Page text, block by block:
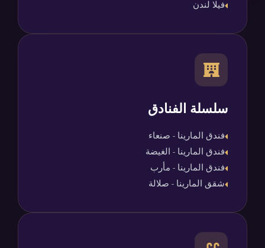
فيلا لندن
سلسلة الفنادق
فندق المارينا - صنعاء
فندق المارينا - الغيضة
فندق المارينا - مأرب
شقق المارينا - صلالة